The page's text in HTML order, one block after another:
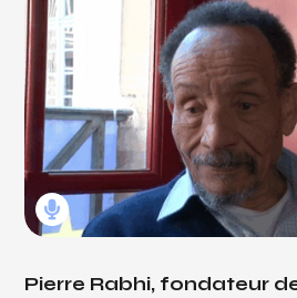
Pierre Rabhi, fondateur